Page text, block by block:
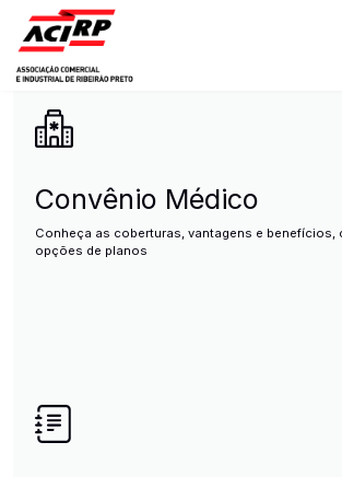
Pular para o conteúdo principal
ACIRP - Associação
Convênio Médico
Conheça as coberturas, vantagens e benefícios,
opções de planos